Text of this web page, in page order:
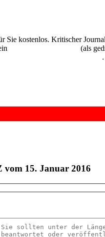
Sie kostenlos. Kritischer
(als
.
vom 15. Januar 2016